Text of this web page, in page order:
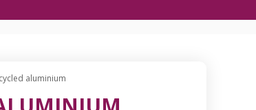
aluminium